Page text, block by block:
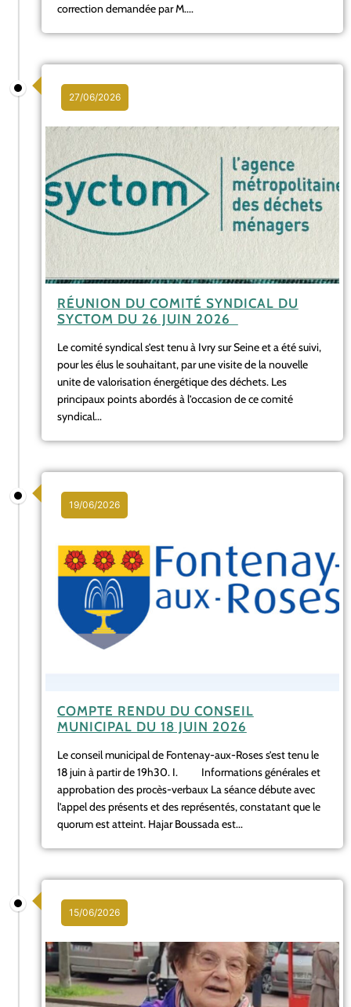
correction demandée par M....
27/06/2026
RÉUNION DU COMITÉ SYNDICAL DU
SYCTOM DU 26 JUIN 2026
Le comité syndical s’est tenu à Ivry sur Seine et a été suivi,
pour les élus le souhaitant, par une visite de la nouvelle
unite de valorisation énergétique des déchets. Les
principaux points abordés à l’occasion de ce comité
syndical...
19/06/2026
COMPTE RENDU DU CONSEIL
MUNICIPAL DU 18 JUIN 2026
Le conseil municipal de Fontenay-aux-Roses s’est tenu le
18 juin à partir de 19h30. I. Informations générales et
approbation des procès-verbaux La séance débute avec
l’appel des présents et des représentés, constatant que le
quorum est atteint. Hajar Boussada est...
15/06/2026